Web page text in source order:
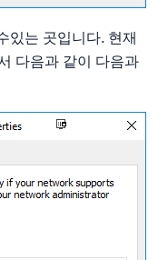
있는 곳입니다. 현재
다음과 같이 다음과